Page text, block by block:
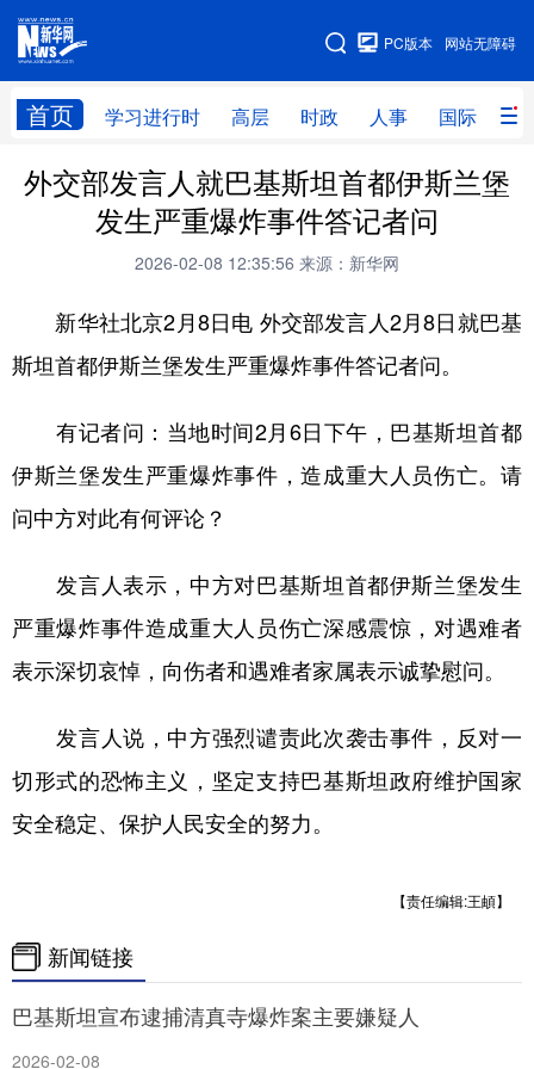
网站无障碍
PC版本
首页 学习进行时 高层 时政 人事 国际 财
网站地图
学习进行时 高层 时政 人事
财经 网评
全球连线
科技 科创 量子 体育
文化 书画 健康 军事
访谈 视频 图片 政务
法律 中央文件 金融 汽车
食品 人居
学术中国 乡村振兴 银龄 溯源中国
城市 旅游 能源 会展
彩票 娱乐 时尚 悦读
公益 一带一路 亚太网 上市公司
文化产业
辽宁
浙江 安徽 福建
外交部发言人就巴基斯坦首都伊斯兰堡
发生严重爆炸事件答记者问
2026-02-08 12:35:56 来源：新华网
新华社北京2月8日电 外交部发言人2月8日就巴基
斯坦首都伊斯兰堡发生严重爆炸事件答记者问。
有记者问：当地时间2月6日下午，巴基斯坦首都
伊斯兰堡发生严重爆炸事件，造成重大人员伤亡。请
问中方对此有何评论？
发言人表示，中方对巴基斯坦首都伊斯兰堡发生
严重爆炸事件造成重大人员伤亡深感震惊，对遇难者
表示深切哀悼，向伤者和遇难者家属表示诚挚慰问。
发言人说，中方强烈谴责此次袭击事件，反对一
切形式的恐怖主义，坚定支持巴基斯坦政府维护国家
安全稳定、保护人民安全的努力。
【责任编辑:王頔】
新闻链接
巴基斯坦宣布逮捕清真寺爆炸案主要嫌疑人
2026-02-08